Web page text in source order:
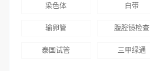
染色体 白带
输卵管 腹腔镜检查
泰国试管 三甲绿通